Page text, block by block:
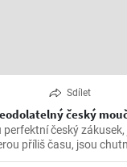
Sdílet
český
perfektní český
příliš času, jsou
hodinku.